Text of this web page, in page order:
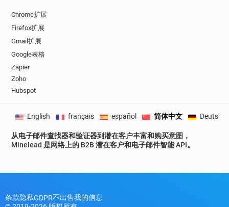
Chrome扩展
Firefox扩展
Gmail扩展
Google表格
Zapier
Zoho
Hubspot
从电子邮件查找器和验证器到潜在客户丰富和购买意图，
Minelead 是网络上的 B2B 潜在客户和电子邮件智能 API。
English français español 简体中文 Deutsch
条款隐私GDPR不出售我的信息